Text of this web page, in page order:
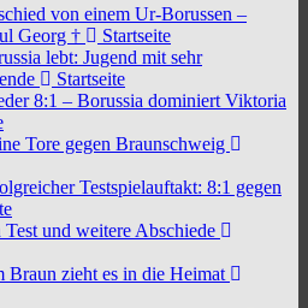
von einem Ur-Borussen –
Georg †
Startseite
lebt: Jugend mit sehr
Startseite
8:1 – Borussia dominiert Viktoria
Tore gegen Braunschweig
Testspielauftakt: 8:1 gegen
Test und weitere Abschiede
Braun zieht es in die Heimat